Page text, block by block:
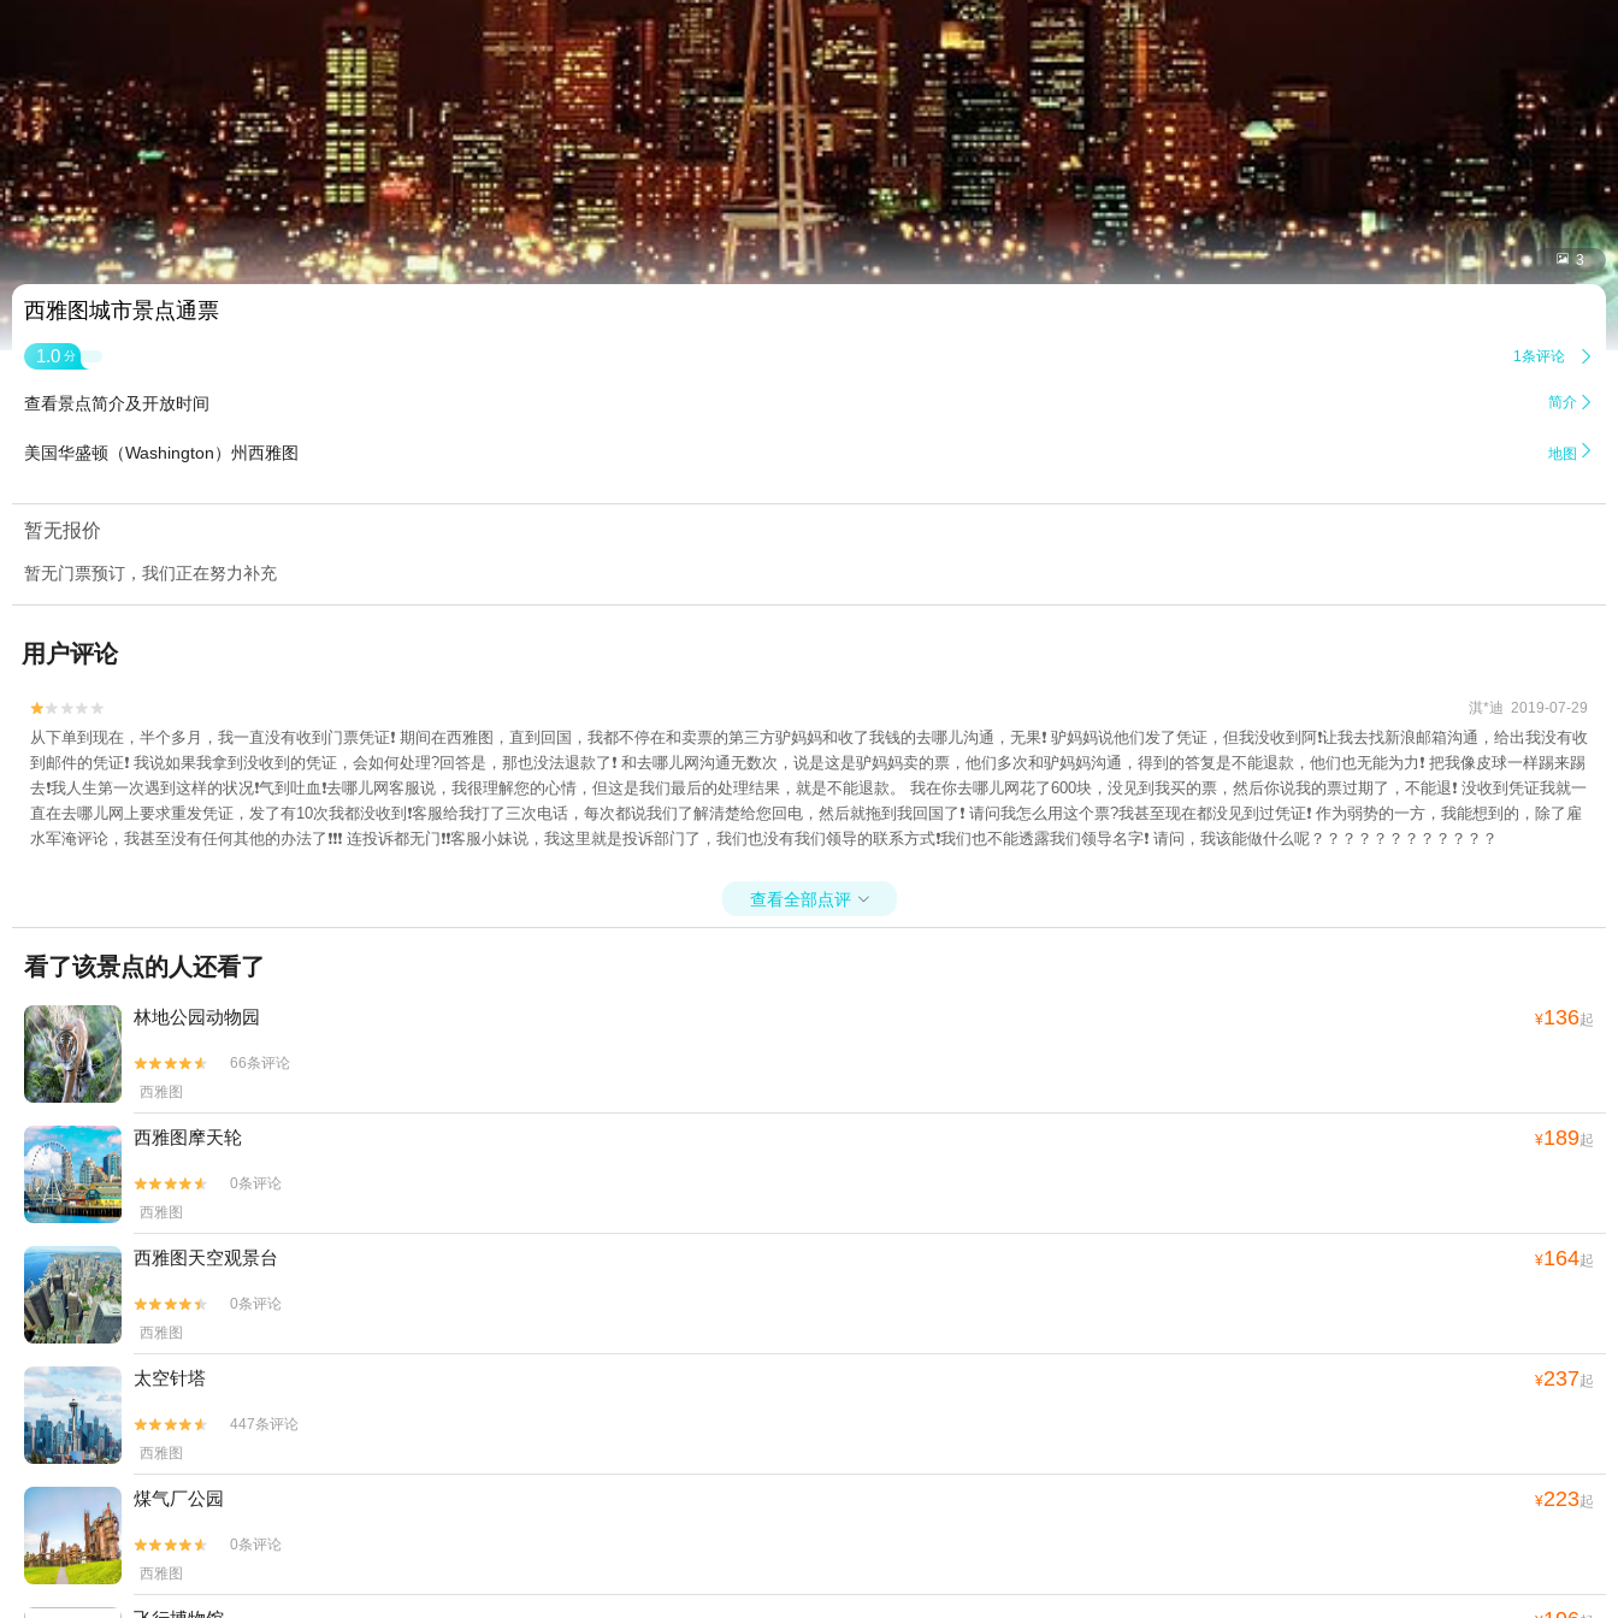
 3
西雅图城市景点通票
1.0 分 1条评论 
查看景点简介及开放时间 简介 
美国华盛顿（Washington）州西雅图 地图 
暂无报价
暂无门票预订，我们正在努力补充
用户评论

 淇*迪 2019-07-29
从下单到现在，半个多月，我一直没有收到门票凭证❗ 期间在西雅图，直到回国，我都不停在和卖票的第三方驴妈妈和收了我钱的去哪儿沟通，无果❗ 驴妈妈说他们发了凭证，但我没收到阿❗让我去找新浪邮箱沟通，给出我没有收
到邮件的凭证❗ 我说如果我拿到没收到的凭证，会如何处理?回答是，那也没法退款了❗ 和去哪儿网沟通无数次，说是这是驴妈妈卖的票，他们多次和驴妈妈沟通，得到的答复是不能退款，他们也无能为力❗ 把我像皮球一样踢来踢
去❗我人生第一次遇到这样的状况❗气到吐血❗去哪儿网客服说，我很理解您的心情，但这是我们最后的处理结果，就是不能退款。 我在你去哪儿网花了600块，没见到我买的票，然后你说我的票过期了，不能退❗ 没收到凭证我就一
直在去哪儿网上要求重发凭证，发了有10次我都没收到❗客服给我打了三次电话，每次都说我们了解清楚给您回电，然后就拖到我回国了❗ 请问我怎么用这个票?我甚至现在都没见到过凭证❗ 作为弱势的一方，我能想到的，除了雇
水军淹评论，我甚至没有任何其他的办法了❗❗❗ 连投诉都无门❗❗客服小妹说，我这里就是投诉部门了，我们也没有我们领导的联系方式❗我们也不能透露我们领导名字❗ 请问，我该能做什么呢？？？？？？？？？？？？
查看全部点评 
看了该景点的人还看了
林地公园动物园 ¥136起


66条评论
西雅图
西雅图摩天轮 ¥189起


0条评论
西雅图
西雅图天空观景台 ¥164起


0条评论
西雅图
太空针塔 ¥237起


447条评论
西雅图
煤气厂公园 ¥223起


0条评论
西雅图